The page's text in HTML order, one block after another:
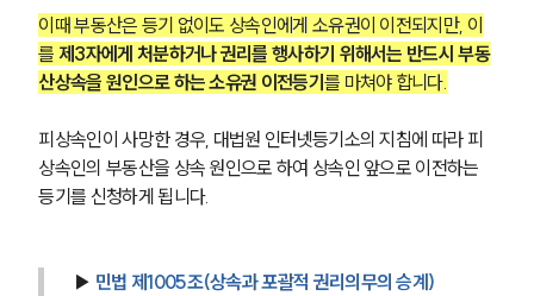
이때 부동산은 등기 없이도 상속인에게 소유권이 이전되지만, 이
를 제3자에게 처분하거나 권리를 행사하기 위해서는 반드시 부동
산상속을 원인으로 하는 소유권 이전등기 를 마쳐야 합니다.
피상속인이 사망한 경우, 대법원 인터넷등기소의 지침에 따라 피
상속인의 부동산을 상속 원인으로 하여 상속인 앞으로 이전하는
등기를 신청하게 됩니다.
▶ 민법 제1005조(상속과 포괄적 권리의무의 승계)